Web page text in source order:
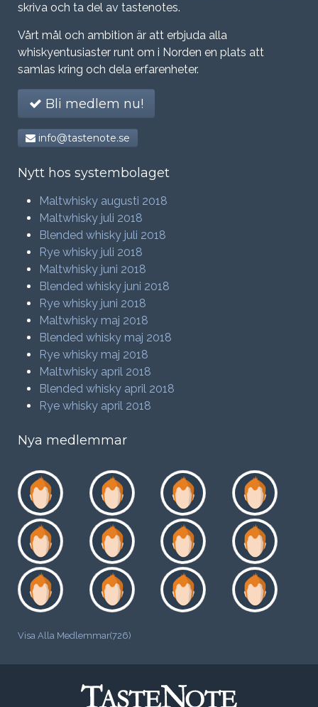
skriva och ta del av tastenotes.
Vårt mål och ambition är att erbjuda alla
whiskyentusiaster runt om i Norden en plats att
samlas kring och dela erfarenheter.
Bli medlem nu!
info@tastenote.se
Nytt hos systembolaget
Maltwhisky augusti 2018
Maltwhisky juli 2018
Blended whisky juli 2018
Rye whisky juli 2018
Maltwhisky juni 2018
Blended whisky juni 2018
Rye whisky juni 2018
Maltwhisky maj 2018
Blended whisky maj 2018
Rye whisky maj 2018
Maltwhisky april 2018
Blended whisky april 2018
Rye whisky april 2018
Nya medlemmar
Visa Alla Medlemmar(726)